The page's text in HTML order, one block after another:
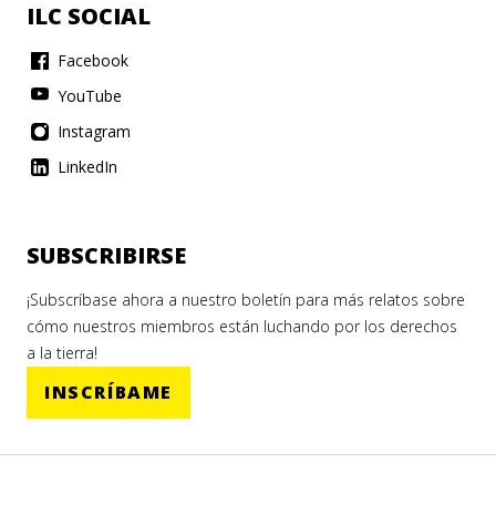
ILC SOCIAL
Facebook
YouTube
Instagram
LinkedIn
SUBSCRIBIRSE
¡Subscríbase ahora a nuestro boletín para más relatos sobre
cómo nuestros miembros están luchando por los derechos
a la tierra!
INSCRÍBAME